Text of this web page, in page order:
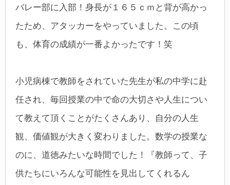
バレー部に入部！身長が１６５ｃｍと背が高かっ
たため、アタッカーをやっていました。
この頃
も、体育の成績が一番よかったです！笑
小児病棟で教師をされていた先生が私の中学に赴
任され、毎回授業の中で命の大切さや人生につい
て教えて頂くことがたくさんあり、自分の人生
観、価値観が大きく変わりました。数学の授業な
のに、道徳みたいな時間でした！『教師って、子
供たちにいろんな可能性を見出してくれるん